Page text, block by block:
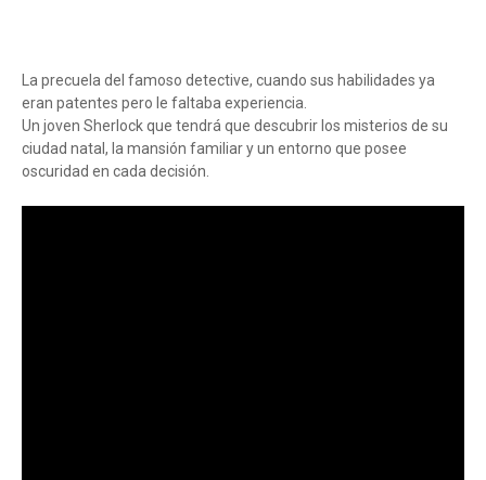
La precuela del famoso detective, cuando sus habilidades ya
eran patentes pero le faltaba experiencia.
Un joven Sherlock que tendrá que descubrir los misterios de su
ciudad natal, la mansión familiar y un entorno que posee
oscuridad en cada decisión.